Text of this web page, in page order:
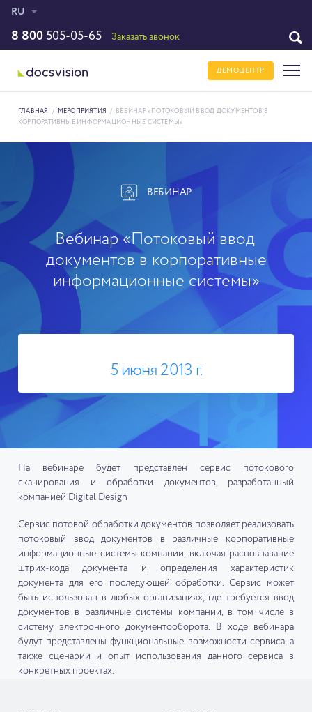
RU
8 800 505-05-65 Заказать звонок
ДЕМОЦЕНТР
ГЛАВНАЯ / МЕРОПРИЯТИЯ /
ВЕБИНАР «ПОТОКОВЫЙ ВВОД ДОКУМЕНТОВ В
КОРПОРАТИВНЫЕ ИНФОРМАЦИОННЫЕ СИСТЕМЫ»
ВЕБИНАР
Вебинар «Потоковый ввод
документов в корпоративные
информационные системы»
5 июня 2013 г.
На вебинаре будет представлен сервис потокового
сканирования и обработки документов, разработанный
компанией Digital Design
Сервис потовой обработки документов позволяет реализовать
потоковый ввод документов в различные корпоративные
информационные системы компании, включая распознавание
штрих-кода документа и определения характеристик
документа для его последующей обработки. Сервис может
быть использован в любых организациях, где требуется ввод
документов в различные системы компании, в том числе в
систему электронного документооборота. В ходе вебинара
будут представлены функциональные возможности сервиса, а
также сценарии и опыт использования данного сервиса в
конкретных проектах.